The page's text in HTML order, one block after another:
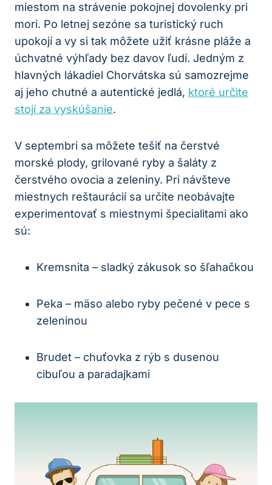
miestom na strávenie pokojnej dovolenky pri
mori. Po letnej sezóne sa turistický ruch
upokojí a vy si tak môžete užiť krásne pláže a
úchvatné výhľady bez davov ľudí. Jedným z
hlavných lákadiel Chorvátska sú samozrejme
aj jeho chutné a autentické jedlá, ktoré určite
stojí za vyskúšanie.
V septembri sa môžete tešiť na čerstvé
morské plody, grilované ryby a šaláty z
čerstvého ovocia a zeleniny. Pri návšteve
miestnych reštaurácií sa určite neobávajte
experimentovať s miestnymi špecialitami ako
sú:
Kremsnita – sladký zákusok so šľahačkou
Peka – mäso alebo ryby pečené v pece s
zeleninou
Brudet – chuťovka z rýb s dusenou
cibuľou a paradajkami